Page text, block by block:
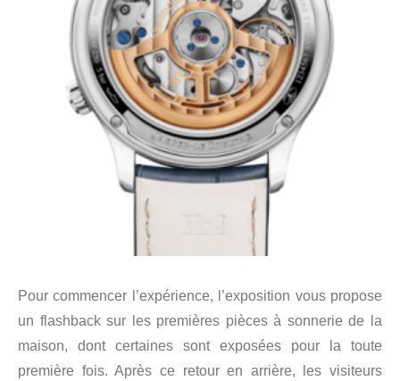
Pour commencer l’expérience, l’exposition vous propose
un flashback sur les premières pièces à sonnerie de la
maison, dont certaines sont exposées pour la toute
première fois. Après ce retour en arrière, les visiteurs